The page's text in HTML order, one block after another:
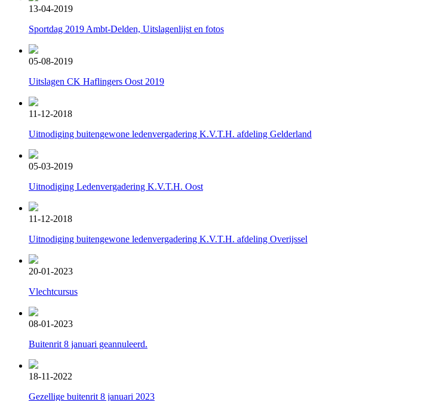
13-04-2019
Sportdag 2019 Ambt-Delden, Uitslagenlijst en fotos
05-08-2019
Uitslagen CK Haflingers Oost 2019
11-12-2018
Uitnodiging buitengewone ledenvergadering K.V.T.H. afdeling Gelderland
05-03-2019
Uitnodiging Ledenvergadering K.V.T.H. Oost
11-12-2018
Uitnodiging buitengewone ledenvergadering K.V.T.H. afdeling Overijssel
20-01-2023
Vlechtcursus
08-01-2023
Buitenrit 8 januari geannuleerd.
18-11-2022
Gezellige buitenrit 8 januari 2023